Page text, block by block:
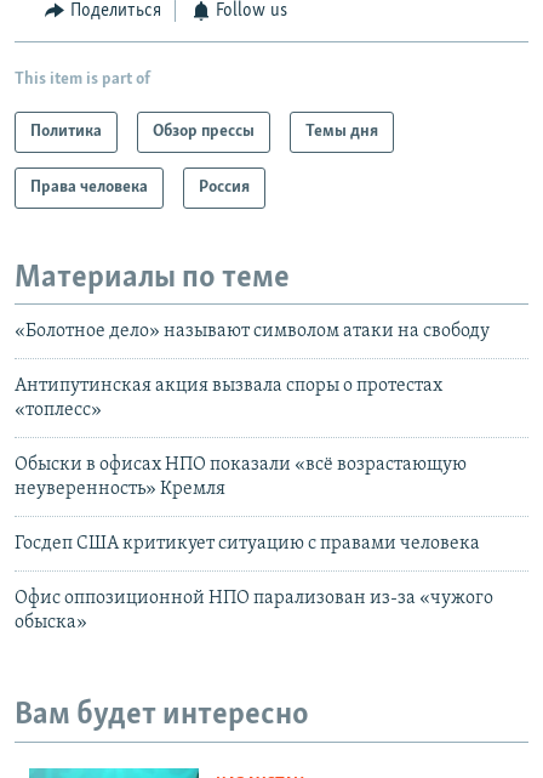
Поделиться Follow us
This item is part of
Политика Обзор прессы Темы дня
Права человека Россия
Материалы по теме
«Болотное дело» называют символом атаки на свободу
Антипутинская акция вызвала споры о протестах
«топлесс»
Обыски в офисах НПО показали «всё возрастающую
неуверенность» Кремля
Госдеп США критикует ситуацию с правами человека
Офис оппозиционной НПО парализован из-за «чужого
обыска»
Вам будет интересно